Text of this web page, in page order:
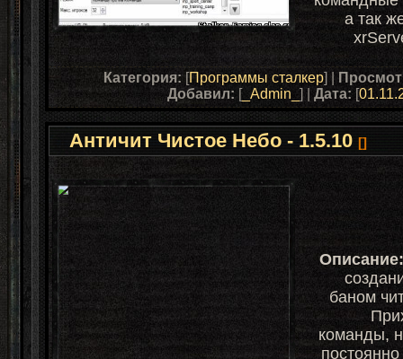
а так
Категория: [Программы сталкер] |
Добавил: [_Admin_ ] | Дата: [
Античит Чистое Небо - 1.5.10 []
баном
команды,